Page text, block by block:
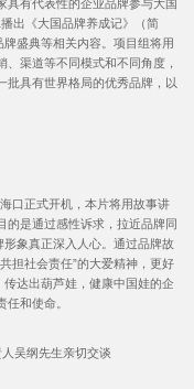
具有代表性的企业品牌参与大国
出《大国品牌养成记》（简
盛典等相关内容。项目组将用
渠道等不同模式和不同角度，
批具有世界格局的优秀品牌，以
口正式开机，本片将用故事讲
的是通过感性诉求，拉近品牌同
象真正深入人心。通过品牌故
担社会责任”的大爱精神，更好
传达出葫芦娃，健康中国娃的企
和使命。
吴纲先生亲切交谈